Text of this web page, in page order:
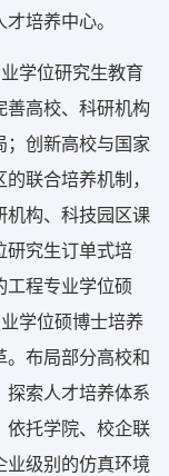
培养中心。
学位研究生教育
善高校、科研机构
；创新高校与国家
联合培养机制，
机构、科技园区课
研究生订单式培
工程专业学位硕
学位硕博士培养
。布局部分高校和
探索人才培养体系
依托学院、校企联
业级别的仿真环境